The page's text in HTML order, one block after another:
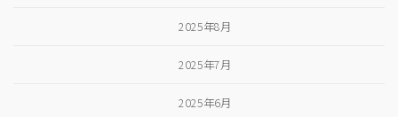
2025年8月
2025年7月
2025年6月